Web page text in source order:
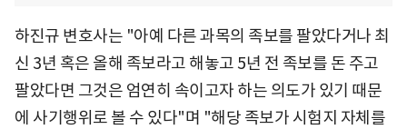
하진규 변호사는 "아예 다른 과목의 족보를 팔았다거나 최
신 3년 혹은 올해 족보라고 해놓고 5년 전 족보를 돈 주고
팔았다면 그것은 엄연히 속이고자 하는 의도가 있기 때문
에 사기행위로 볼 수 있다"며 "해당 족보가 시험지 자체를